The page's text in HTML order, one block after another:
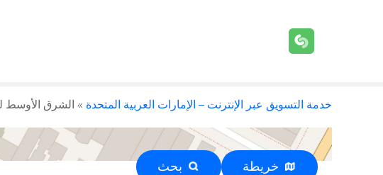
خدمة التسويق عبر الإنترنت – الإمارات العربية المتحدة » الشرق الأوسط
خريطة بحث